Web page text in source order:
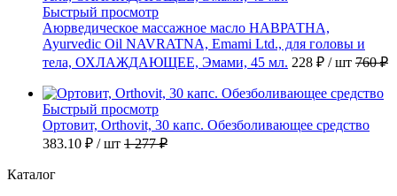
Быстрый просмотр
Аюрведическое массажное масло НАВРАТНА,
Ayurvedic Oil NAVRATNA, Emami Ltd., для головы и
тела, ОХЛАЖДАЮЩЕЕ, Эмами, 45 мл. 228 ₽ / шт 760 ₽
Быстрый просмотр
Ортовит, Orthovit, 30 капс. Обезболивающее средство
383.10 ₽ / шт 1 277 ₽
Каталог